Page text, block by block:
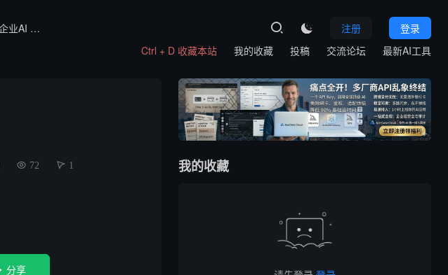
神爪资讯 · 2026年8月7日：企业AI Agent部署率破54%、Claude Haiku 4.5性能比肩GPT-5
登录
注册

我的收藏 投稿 交流论坛 最新AI工具
Ctrl + D 收藏本站
72 1
分享
我的收藏